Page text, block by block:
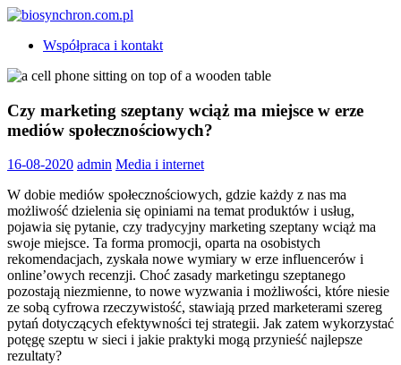
Skip
content
biosynchron.com.pl
Współpraca i kontakt
Czy marketing szeptany wciąż ma miejsce w erze
mediów społecznościowych?
16-08-2020 admin Media i internet
W dobie mediów społecznościowych, gdzie każdy z nas ma
możliwość dzielenia się opiniami na temat produktów i usług,
pojawia się pytanie, czy tradycyjny marketing szeptany wciąż ma
swoje miejsce. Ta forma promocji, oparta na osobistych
rekomendacjach, zyskała nowe wymiary w erze influencerów i
online’owych recenzji. Choć zasady marketingu szeptanego
pozostają niezmienne, to nowe wyzwania i możliwości, które niesie
ze sobą cyfrowa rzeczywistość, stawiają przed marketerami szereg
pytań dotyczących efektywności tej strategii. Jak zatem wykorzystać
potęgę szeptu w sieci i jakie praktyki mogą przynieść najlepsze
rezultaty?